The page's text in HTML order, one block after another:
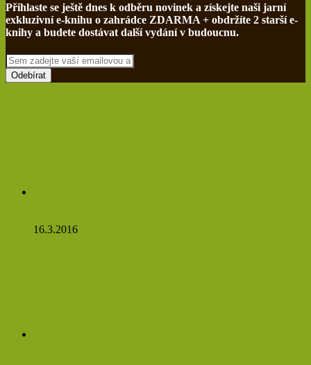
Přihlaste se ještě dnes k odběru novinek a získejte naši jarní
exkluzivní e-knihu o zahrádce ZDARMA + obdržíte 2 starší e-
knihy a budete dostávat další vydání v budoucnu.
Sem
zadejte
vaší
16.3.2016